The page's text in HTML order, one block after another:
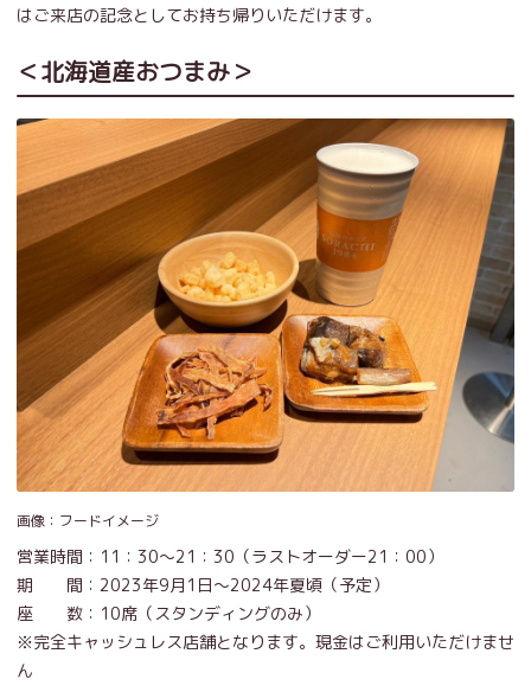
はご来店の記念としてお持ち帰りいただけます。
＜北海道産おつまみ＞
画像：フードイメージ
営業時間：11：30～21：30（ラストオーダー21：00）
期 間：2023年9月1日～2024年夏頃（予定）
座 数：10席（スタンディングのみ）
※完全キャッシュレス店舗となります。現金はご利用いただけませ
ん